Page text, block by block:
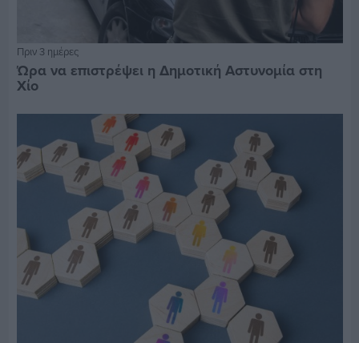
Πριν 3 ημέρες
Ώρα να επιστρέψει η Δημοτική Αστυνομία στη
Χίο